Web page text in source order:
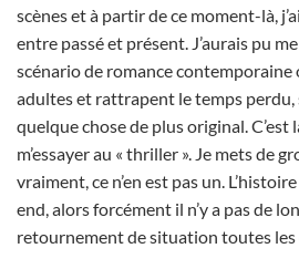
scènes et à partir de ce moment-là,
entre passé et présent. J’aurais pu
scénario de romance
adultes et rattrapent le temps perdu,
quelque chose de plus original. C’est
m’essayer au « thriller ». Je mets de
vraiment, ce n’en est pas un.
end, alors forcément il n’y a pas de
retournement de situation toutes les